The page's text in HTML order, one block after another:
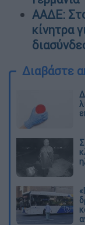
ΑΑΔΕ:
κίνητρα
Διαβάστε